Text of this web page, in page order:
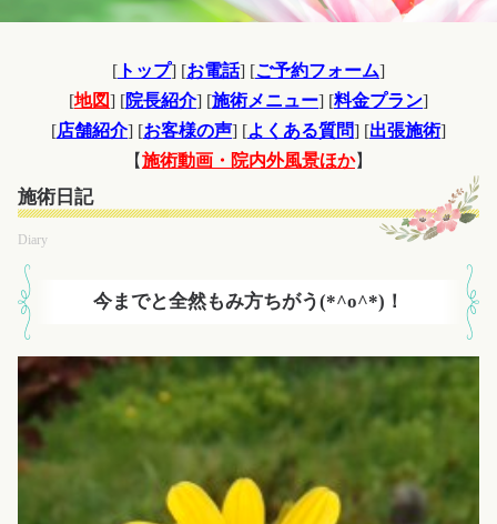
[ トップ] [お電話] [ご予約フォーム]
[地図] [院長紹介] [施術メニュー] [料金プラン]
[店舗紹介] [お客様の声] [よくある質問] [出張施術]
【施術動画・院内外風景ほか】
施術日記
Diary
今までと全然もみ方ちがう(*^o^*)！